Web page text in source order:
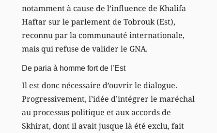
notamment à cause de l’influence de Khalifa
Haftar sur le parlement de Tobrouk (Est),
reconnu par la communauté internationale,
mais qui refuse de valider le GNA.
De paria à homme fort de l’Est
Il est donc nécessaire d’ouvrir le dialogue.
Progressivement, l’idée d’intégrer le maréchal
au processus politique et aux accords de
Skhirat, dont il avait jusque là été exclu, fait